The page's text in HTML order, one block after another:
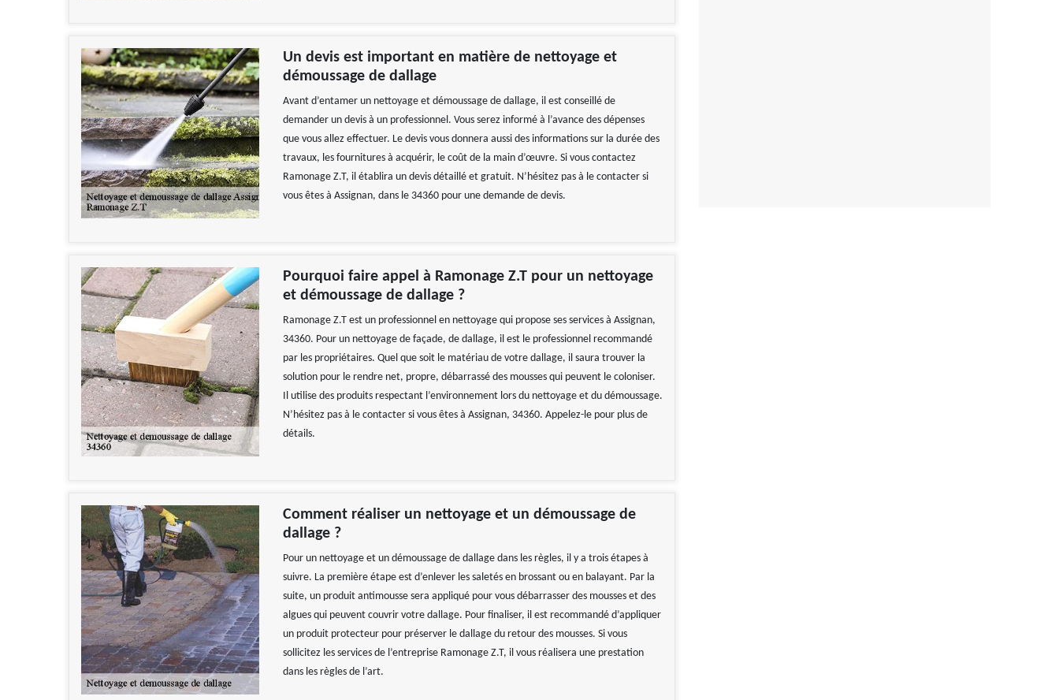
Un devis est important en matière de nettoyage et
démoussage de dallage
Avant d’entamer un nettoyage et démoussage de dallage, il est conseillé de
demander un devis à un professionnel. Vous serez informé à l’avance des dépenses
que vous allez effectuer. Le devis vous donnera aussi des informations sur la durée des
travaux, les fournitures à acquérir, le coût de la main d’œuvre. Si vous contactez
Ramonage Z.T, il établira un devis détaillé et gratuit. N’hésitez pas à le contacter si
vous êtes à Assignan, dans le 34360 pour une demande de devis.
Pourquoi faire appel à Ramonage Z.T pour un nettoyage
et démoussage de dallage ?
Ramonage Z.T est un professionnel en nettoyage qui propose ses services à Assignan,
34360. Pour un nettoyage de façade, de dallage, il est le professionnel recommandé
par les propriétaires. Quel que soit le matériau de votre dallage, il saura trouver la
solution pour le rendre net, propre, débarrassé des mousses qui peuvent le coloniser.
Il utilise des produits respectant l’environnement lors du nettoyage et du démoussage.
N’hésitez pas à le contacter si vous êtes à Assignan, 34360. Appelez-le pour plus de
détails.
Comment réaliser un nettoyage et un démoussage de
dallage ?
Pour un nettoyage et un démoussage de dallage dans les règles, il y a trois étapes à
suivre. La première étape est d’enlever les saletés en brossant ou en balayant. Par la
suite, un produit antimousse sera appliqué pour vous débarrasser des mousses et des
algues qui peuvent couvrir votre dallage. Pour finaliser, il est recommandé d’appliquer
un produit protecteur pour préserver le dallage du retour des mousses. Si vous
sollicitez les services de l’entreprise Ramonage Z.T, il vous réalisera une prestation
dans les règles de l’art.